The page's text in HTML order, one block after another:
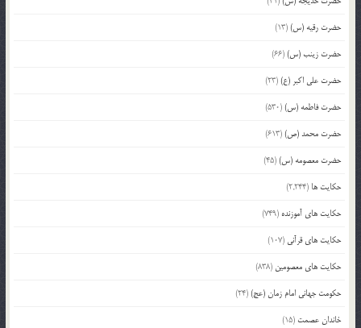
حضرت رقیه (س)(13)
حضرت زینب (س)(66)
حضرت علی اکبر (ع)(23)
حضرت فاطمه (س)(530)
حضرت محمد (ص)(613)
حضرت معصومه (س)(45)
حکایت ها (2,244)
حکایت های آموزنده (749)
حکایت های قرآنی (107)
حکایت های معصومین (838)
حکومت جهانی امام زمان (عج)(24)
خاندان عصمت (15)